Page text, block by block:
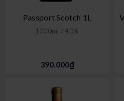
Passport Scotch 1L
1000ml / 40%
390.000₫